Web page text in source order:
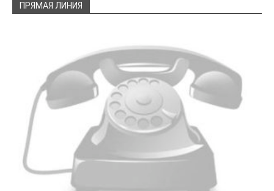
ПРЯМАЯ ЛИНИЯ